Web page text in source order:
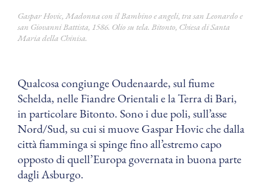
Gaspar Hovic, Madonna con il Bambino e angeli, tra san Leonardo e
san Giovanni Battista, 1586. Olio su tela. Bitonto, Chiesa di Santa
Maria della Chinisa.
Qualcosa congiunge Oudenaarde, sul fiume
Schelda, nelle Fiandre Orientali e la Terra di Bari,
in particolare Bitonto. Sono i due poli, sull’asse
Nord/Sud, su cui si muove Gaspar Hovic che dalla
città fiamminga si spinge fino all’estremo capo
opposto di quell’Europa governata in buona parte
dagli Asburgo.